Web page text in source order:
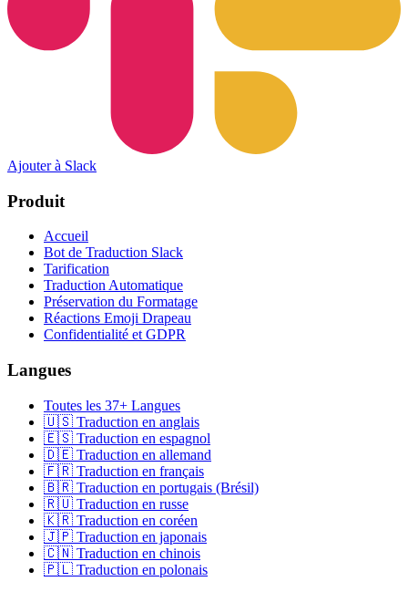
Ajouter à Slack
Produit
Accueil
Bot de Traduction Slack
Tarification
Traduction Automatique
Préservation du Formatage
Réactions Emoji Drapeau
Confidentialité et GDPR
Langues
Toutes les 37+ Langues
🇺🇸 Traduction en anglais
🇪🇸 Traduction en espagnol
🇩🇪 Traduction en allemand
🇫🇷 Traduction en français
🇧🇷 Traduction en portugais (Brésil)
🇷🇺 Traduction en russe
🇰🇷 Traduction en coréen
🇯🇵 Traduction en japonais
🇨🇳 Traduction en chinois
🇵🇱 Traduction en polonais